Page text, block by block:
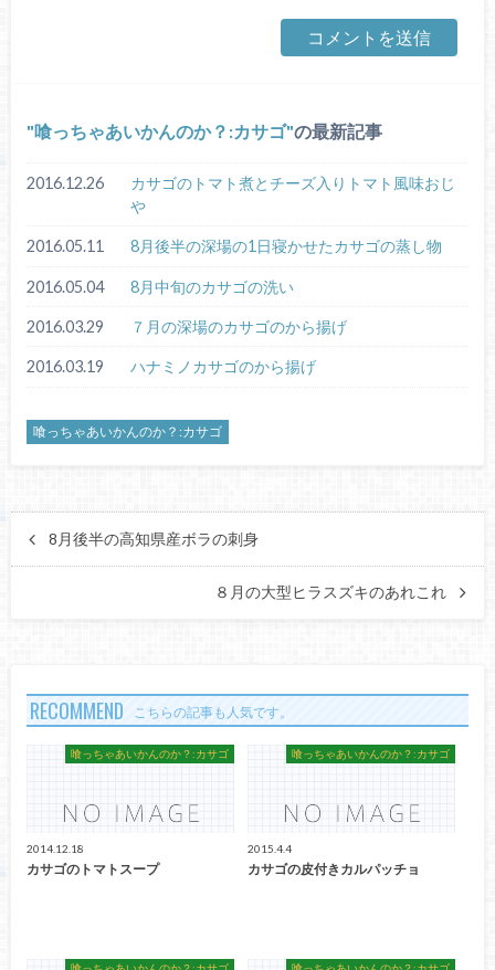
喰っちゃあいかんのか？:カサゴ の最新記事
2016.12.26
カサゴのトマト煮とチーズ入りトマト風味おじ
や
2016.05.11 8月後半の深場の1日寝かせたカサゴの蒸し物
2016.05.04 8月中旬のカサゴの洗い
2016.03.29 ７月の深場のカサゴのから揚げ
2016.03.19 ハナミノカサゴのから揚げ
喰っちゃあいかんのか？:カサゴ
8月後半の高知県産ボラの刺身
８月の大型ヒラスズキのあれこれ
RECOMMEND こちらの記事も人気です。
喰っちゃあいかんのか？:カサゴ
2014.12.18
カサゴのトマトスープ
喰っちゃあいかんのか？:カサゴ
2015.4.4
カサゴの皮付きカルパッチョ